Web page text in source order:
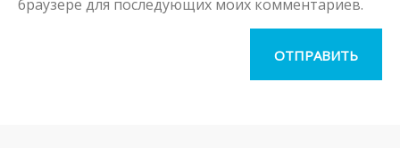
браузере для последующих моих комментариев.